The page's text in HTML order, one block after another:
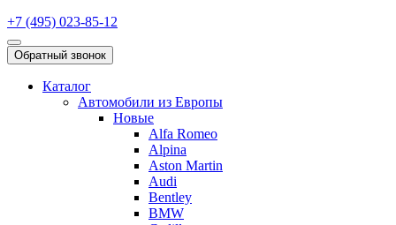
+7 (495) 023-85-12
Обратный звонок
Каталог
Автомобили из Европы
Новые
Alfa Romeo
Alpina
Aston Martin
Audi
Bentley
BMW